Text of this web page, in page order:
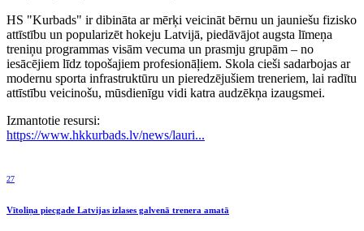
HS "Kurbads" ir dibināta ar mērķi veicināt bērnu un jauniešu fizisko
attīstību un popularizēt hokeju Latvijā, piedāvājot augsta līmeņa
treniņu programmas visām vecuma un prasmju grupām – no
iesācējiem līdz topošajiem profesionāļiem. Skola cieši sadarbojas ar
modernu sporta infrastruktūru un pieredzējušiem treneriem, lai radītu
attīstību veicinošu, mūsdienīgu vidi katra audzēkņa izaugsmei.
Izmantotie resursi:
https://www.hkkurbads.lv/news/lauri...
27
Vītoliņa piecgade Latvijas izlases galvenā trenera amatā